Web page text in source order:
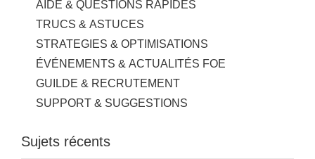
AIDE & QUESTIONS RAPIDES
TRUCS & ASTUCES
STRATEGIES & OPTIMISATIONS
ÉVÉNEMENTS & ACTUALITÉS FOE
GUILDE & RECRUTEMENT
SUPPORT & SUGGESTIONS
Sujets récents